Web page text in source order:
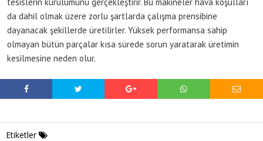
da dahil olmak üzere zorlu şartlarda çalışma prensibine
dayanacak şekillerde üretilirler. Yüksek performansa sahip
olmayan bütün parçalar kısa sürede sorun yaratarak üretimin
kesilmesine neden olur.
Etiketler